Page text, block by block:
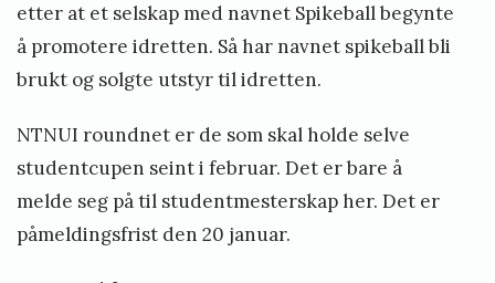
etter at et selskap med navnet Spikeball begynte
å promotere idretten. Så har navnet spikeball bli
brukt og solgte utstyr til idretten.
NTNUI roundnet er de som skal holde selve
studentcupen seint i februar. Det er bare å
melde seg på til studentmesterskapher. Det er
påmeldingsfrist den 20 januar.